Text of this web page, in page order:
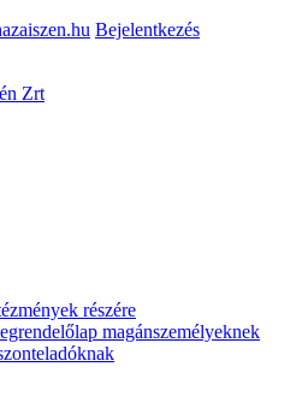
Bejelentkezés
részére
magánszemélyeknek